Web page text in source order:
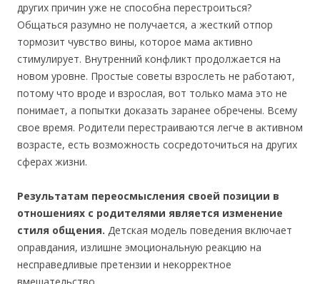
других причин уже не способна перестроиться?
Общаться разумно не получается, а жесткий отпор
тормозит чувство вины, которое мама активно
стимулирует. Внутренний конфликт продолжается на
новом уровне. Простые советы взрослеть не работают,
потому что вроде и взрослая, вот только мама это не
понимает, а попытки доказать заранее обречены. Всему
свое время. Родители перестраиваются легче в активном
возрасте, есть возможность сосредоточиться на других
сферах жизни.
Результатам переосмысления своей позиции в
отношениях с родителями является изменение
стиля общения. Детская модель поведения включает
оправдания, излишне эмоциональную реакцию на
несправедливые претензии и некорректное